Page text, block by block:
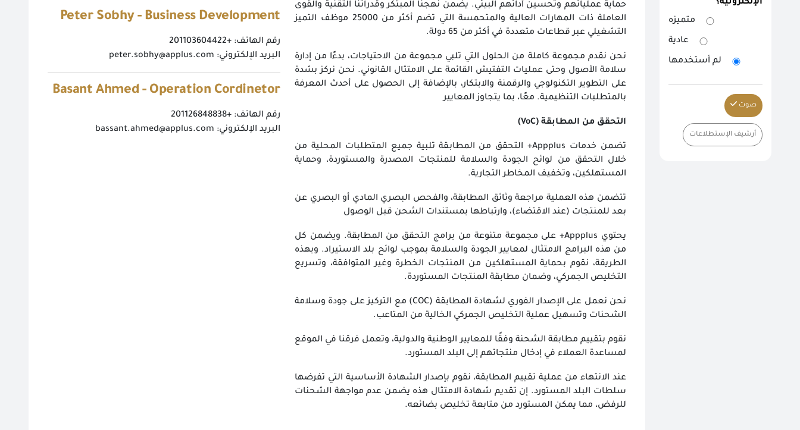
الإلكترونية؟
متميزه
عادية
لم أستخدمها
صوت
أرشيف الإستطلاعات
حماية عملياتهم وتحسين أدائهم البيئي. يضمن نهجنا المبتكر وقدراتنا التقنية والقوى
العاملة ذات المهارات العالية والمتحمسة التي تضم أكثر من 25000 موظف التميز
التشغيلي عبر قطاعات متعددة في أكثر من 65 دولة.
نحن نقدم مجموعة كاملة من الحلول التي تلبي مجموعة من الاحتياجات، بدءًا من إدارة
سلامة الأصول وحتى عمليات التفتيش القائمة على الامتثال القانوني. نحن نركز بشدة
على التطوير التكنولوجي والرقمنة والابتكار، بالإضافة إلى الحصول على أحدث المعرفة
بالمتطلبات التنظيمية. معًا، بما يتجاوز المعايير
التحقق من المطابقة (VoC)
تضمن خدمات Appplus+ التحقق من المطابقة تلبية جميع المتطلبات المحلية من
خلال التحقق من لوائح الجودة والسلامة للمنتجات المصدرة والمستوردة، وحماية
المستهلكين، وتخفيف المخاطر التجارية.
تتضمن هذه العملية مراجعة وثائق المطابقة، والفحص البصري المادي أو البصري عن
بعد للمنتجات (عند الاقتضاء)، وارتباطها بمستندات الشحن قبل الوصول
يحتوي Appplus+ على مجموعة متنوعة من برامج التحقق من المطابقة. ويضمن كل
من هذه البرامج الامتثال لمعايير الجودة والسلامة بموجب لوائح بلد الاستيراد. وبهذه
الطريقة، نقوم بحماية المستهلكين من المنتجات الخطرة وغير المتوافقة، وتسريع
التخليص الجمركي، وضمان مطابقة المنتجات المستوردة.
نحن نعمل على الإصدار الفوري لشهادة المطابقة (COC) مع التركيز على جودة وسلامة
الشحنات وتسهيل عملية التخليص الجمركي الخالية من المتاعب.
نقوم بتقييم مطابقة الشحنة وفقًا للمعايير الوطنية والدولية، وتعمل فرقنا في الموقع
لمساعدة العملاء في إدخال منتجاتهم إلى البلد المستورد.
عند الانتهاء من عملية تقييم المطابقة، نقوم بإصدار الشهادة الأساسية التي تفرضها
سلطات البلد المستورد. إن تقديم شهادة الامتثال هذه يضمن عدم مواجهة الشحنات
للرفض، مما يمكن المستورد من متابعة تخليص بضائعه.
Peter Sobhy - Business Development
رقم الهاتف: +201103604422
البريد الإلكتروني: peter.sobhy@applus.com
Basant Ahmed - Operation Cordinetor
رقم الهاتف: +201126848838
البريد الإلكتروني: bassant.ahmed@applus.com